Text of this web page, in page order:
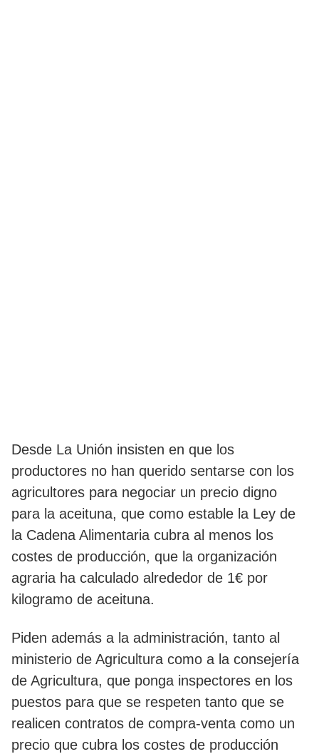
Desde La Unión insisten en que los
productores no han querido sentarse con los
agricultores para negociar un precio digno
para la aceituna, que como estable la Ley de
la Cadena Alimentaria cubra al menos los
costes de producción, que la organización
agraria ha calculado alrededor de 1€ por
kilogramo de aceituna.
Piden además a la administración, tanto al
ministerio de Agricultura como a la consejería
de Agricultura, que ponga inspectores en los
puestos para que se respeten tanto que se
realicen contratos de compra-venta como un
precio que cubra los costes de producción